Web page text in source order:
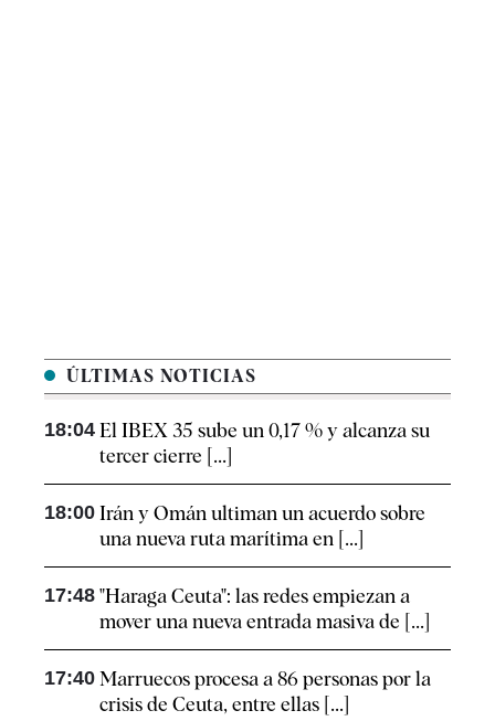
ÚLTIMAS NOTICIAS
18:04 El IBEX 35 sube un 0,17 % y alcanza su
tercer cierre [...]
18:00 Irán y Omán ultiman un acuerdo sobre
una nueva ruta marítima en [...]
17:48 "Haraga Ceuta": las redes empiezan a
mover una nueva entrada masiva de [...]
17:40 Marruecos procesa a 86 personas por la
crisis de Ceuta, entre ellas [...]